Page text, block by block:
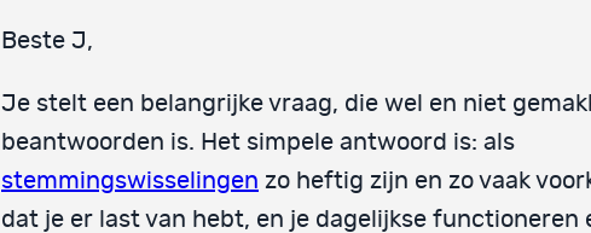
Beste J,
Je stelt een belangrijke vraag, die wel en niet
beantwoorden is. Het simpele antwoord is: als
stemmingswisselingen zo heftig zijn en zo vaak
dat je er last van hebt, en je dagelijkse functioneren